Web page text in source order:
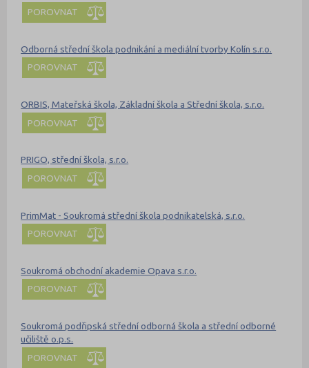
POROVNAT
Odborná střední škola podnikání a mediální tvorby Kolín s.r.o.
POROVNAT
ORBIS, Mateřská škola, Základní škola a Střední škola, s.r.o.
POROVNAT
PRIGO, střední škola, s.r.o.
POROVNAT
PrimMat - Soukromá střední škola podnikatelská, s.r.o.
POROVNAT
Soukromá obchodní akademie Opava s.r.o.
POROVNAT
Soukromá podřipská střední odborná škola a střední odborné
učiliště o.p.s.
POROVNAT